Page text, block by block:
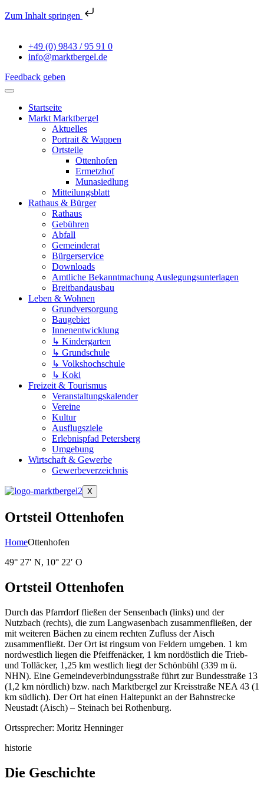
Zum Inhalt springen
+49 (0) 9843 / 95 91 0
info@marktbergel.de
Feedback geben
Startseite
Markt Marktbergel
Aktuelles
Portrait & Wappen
Ortsteile
Ottenhofen
Ermetzhof
Munasiedlung
Mitteilungsblatt
Rathaus & Bürger
Rathaus
Gebühren
Abfall
Gemeinderat
Bürgerservice
Downloads
Amtliche Bekanntmachung Auslegungsunterlagen
Breitbandausbau
Leben & Wohnen
Grundversorgung
Baugebiet
Innenentwicklung
↳ Kindergarten
↳ Grundschule
↳ Volkshochschule
↳ Koki
Freizeit & Tourismus
Veranstaltungskalender
Vereine
Kultur
Ausflugsziele
Erlebnispfad Petersberg
Umgebung
Wirtschaft & Gewerbe
Gewerbeverzeichnis
X
Ortsteil Ottenhofen
HomeOttenhofen
49° 27′ N, 10° 22′ O
Ortsteil Ottenhofen
Durch das Pfarrdorf fließen der Sensenbach (links) und der
Nutzbach (rechts), die zum Langwasenbach zusammenfließen, der
mit weiteren Bächen zu einem rechten Zufluss der Aisch
zusammenfließt. Der Ort ist ringsum von Feldern umgeben. 1 km
nordwestlich liegen die Pfeiffenäcker, 1 km nordöstlich die Trieb-
und Tolläcker, 1,25 km westlich liegt der Schönbühl (339 m ü.
NHN). Eine Gemeindeverbindungsstraße führt zur Bundesstraße 13
(1,2 km nördlich) bzw. nach Marktbergel zur Kreisstraße NEA 43 (1
km südlich). Der Ort hat einen Haltepunkt an der Bahnstrecke
Neustadt (Aisch) – Steinach bei Rothenburg.
Ortssprecher: Moritz Henninger
historie
Die Geschichte